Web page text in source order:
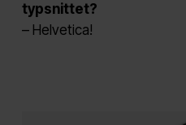
typsnittet?
– Helvetica!